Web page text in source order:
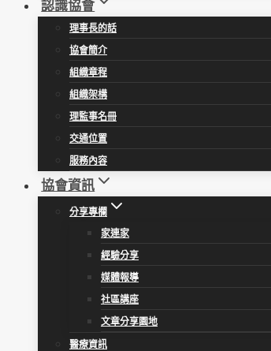
認識協會
理事長的話
協會簡介
組織章程
組織架構
理監事名冊
交通位置
服務內容
協會資訊
分享專欄
家連家
經驗分享
媒體報導
社區講座
文章分享園地
醫療資訊